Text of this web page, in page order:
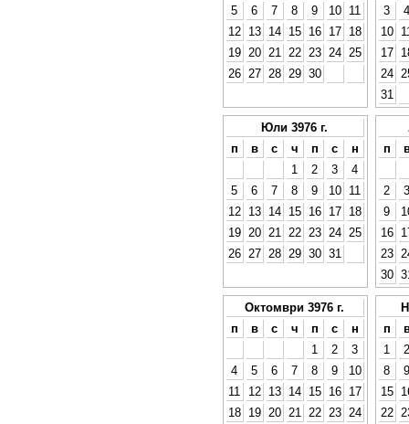
5
6 7 8 9 10
11
12
13 14 15 16 17
18
19
20 21 22 23 24
25
26
27 28 29 30
3
4
10
17
24
31
Юли 3976 г.
п
в с ч п с
н
1
2 3
4
5
6 7 8 9 10
11
12
13 14 15 16 17
18
19
20 21 22 23 24
25
26
27 28 29 30 31
п
2
3
9
16
23
30
Октомври 3976 г.
п
в с ч п с
н
1
2
3
4
5 6 7 8 9
10
11
12 13 14 15 16
17
18
19 20 21 22 23
24
п
1
2
8
9
15
22